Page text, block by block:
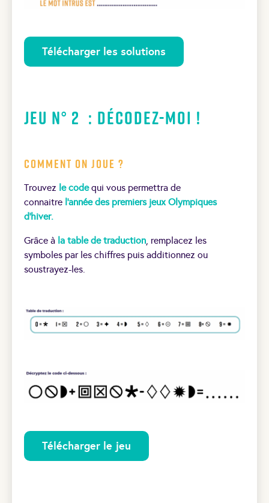
Télécharger les solutions
Jeu N° 2 : Décodez-moi !
Comment on joue ?
Trouvez le codequi vous permettra de
connaitre l’année des premiers jeux Olympiques
d’hiver.
Grâce à la table de traduction, remplacez les
symboles par les chiffres puis additionnez ou
soustrayez-les.
Télécharger le jeu